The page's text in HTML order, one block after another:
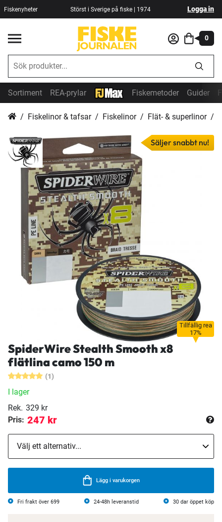
Fiskenyheter Störst i Sverige på fiske | 1974 Logga in
0
Sortiment REA-prylar Fiskemetoder Guider
Fiskelinor & tafsar Fiskelinor Flät- & superlinor
Tillfällig rea
17%
Säljer snabbt nu!
SpiderWire Stealth Smooth x8
flätlina camo 150 m
(1)
I lager
Rek. 329 kr
Pris: 247 kr
Lägg i varukorgen
Fri frakt över 699 24-48h leveranstid 30 dar öppet köp